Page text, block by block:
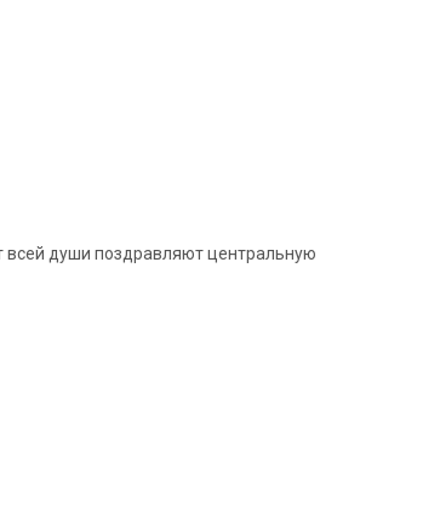
всей души поздравляют центральную